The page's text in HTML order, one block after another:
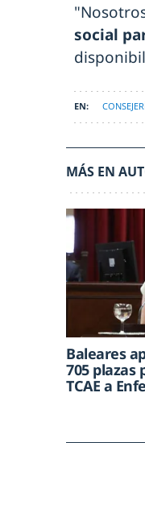
social
MÁS EN
Baleares
705 plazas
TCAE a